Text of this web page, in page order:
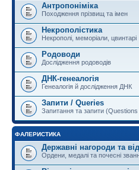
Антропоніміка
Походження прізвищ та імен
Некрополістика
Некрополі, меморіали, цвинтарі
Родоводи
Дослідження родоводів
ДНК-генеалогія
Генеалогія й дослідження ДНК
Запити / Queries
Запитання та запити
ФАЛЕРИСТИКА
Державні нагороди та
Ордени, медалі та почесні